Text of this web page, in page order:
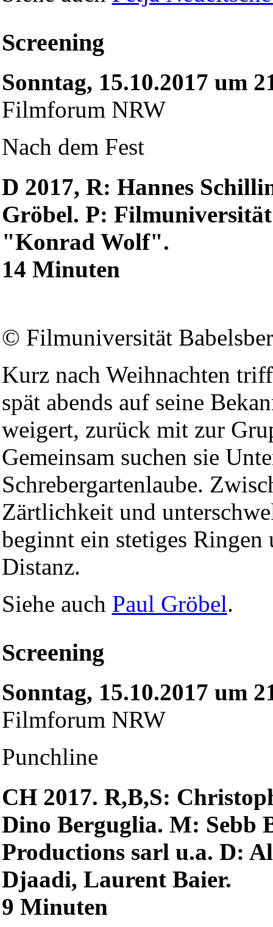
Screening
Sonntag, 15.10.2017 um
Filmforum NRW
Nach dem Fest
D 2017, R: Hannes
Gröbel. P:
"Konrad Wolf".
14 Minuten
© Filmuniversität
Kurz nach Weihnachten
spät abends auf seine
weigert, zurück mit zur
Gemeinsam suchen sie
Schrebergartenlaube.
Zärtlichkeit und
beginnt ein stetiges Ringen
Distanz.
Siehe auch Paul Gröbel.
Screening
Sonntag, 15.10.2017 um
Filmforum NRW
Punchline
CH 2017. R,B,S:
Dino Berguglia. M: Sebb
Productions sarl u.a. D:
Djaadi, Laurent Baier.
9 Minuten